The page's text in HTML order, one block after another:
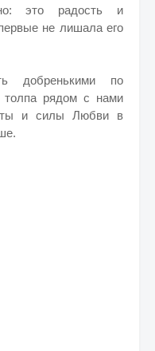
это радость и
не лишала его
добренькими по
рядом с нами
и силы Любви в